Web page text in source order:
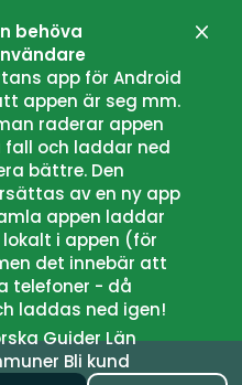
behöva
app för Android
appen är seg mm.
raderar appen
fall och laddar ned
bättre. Den
av en ny app
appen laddar
i appen (för
det innebär att
telefoner - då
laddas ned igen!
GuiderLän
Bli kund